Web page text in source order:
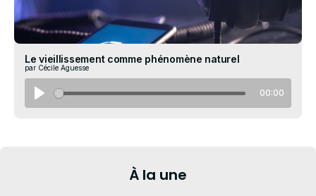
Le vieillissement comme phénomène naturel
par Cécile Aguesse
00:00
À la une